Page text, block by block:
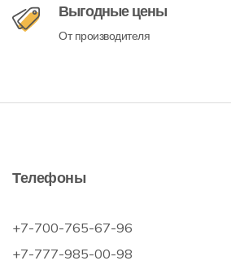
Выгодные цены
От производителя
Телефоны
+7-700-765-67-96
+7-777-985-00-98